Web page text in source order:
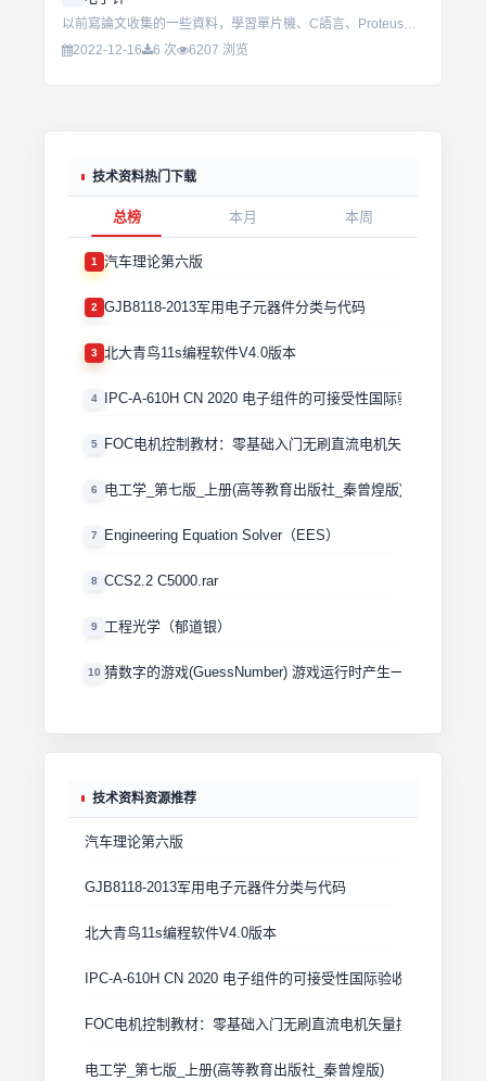
以前寫論文收集的一些資料，學習單片機、C語言、Proteus的好資料！！！！...
2022-12-16
6 次 6207 浏览
技术资料热门下载
总榜 本月 本周
1 汽车理论第六版
2 GJB8118-2013军用电子元器件分类与代码
3 北大青鸟11s编程软件V4.0版本
4 IPC-A-610H CN 2020 电子组件的可接受性国际验收标准
5 FOC电机控制教材：零基础入门无刷直流电机矢量控制技术
6 电工学_第七版_上册(高等教育出版社_秦曾煌版)
7 Engineering Equation Solver（EES）
8 CCS2.2 C5000.rar
9 工程光学（郁道银）
10 猜数字的游戏(GuessNumber) 游戏运行时产生一个0－1000
技术资料资源推荐
汽车理论第六版
GJB8118-2013军用电子元器件分类与代码
北大青鸟11s编程软件V4.0版本
IPC-A-610H CN 2020 电子组件的可接受性国际验收标准
FOC电机控制教材：零基础入门无刷直流电机矢量控制技术 上
电工学_第七版_上册(高等教育出版社_秦曾煌版)